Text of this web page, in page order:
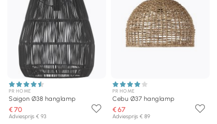
PR HOME
Saigon Ø38 hanglamp
€ 70
Adviesprijs € 93
PR HOME
Cebu Ø37 hanglamp
€ 67
Adviesprijs € 89